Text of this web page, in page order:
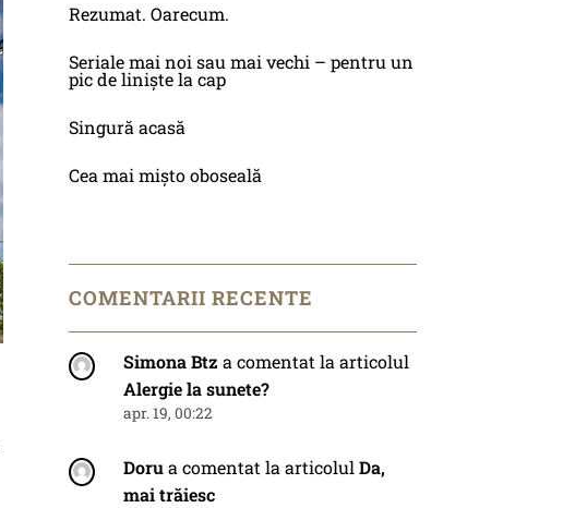
Rezumat. Oarecum.
Seriale mai noi sau mai vechi – pentru un
pic de liniște la cap
Singură acasă
Cea mai mișto oboseală
COMENTARII RECENTE
Simona Btz a comentat la articolul
Alergie la sunete?
apr. 19, 00:22
Dorua comentat la articolulDa,
mai trăiesc